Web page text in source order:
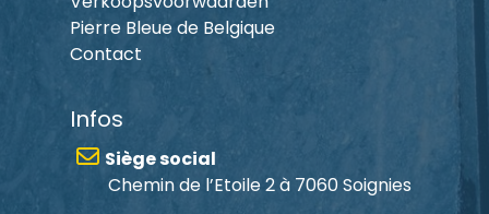
Pierre Bleue de Belgique
Contact
Infos
Siège social
Chemin de l’Etoile 2 à 7060 Soignies